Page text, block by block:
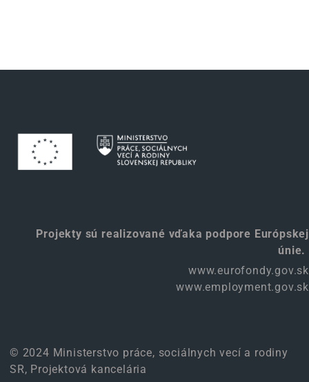
Projekty sú realizované vďaka podpore Európskej
únie.
www.eurofondy.gov.sk
www.employment.gov.sk
© 2024 Ministerstvo práce, sociálnych vecí a rodiny
SR, Projektová kancelária